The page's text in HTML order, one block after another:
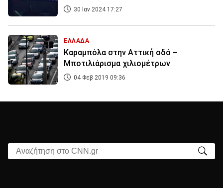
30 Ιαν 2024 17:27
ΕΛΛΑΔΑ
Καραμπόλα στην Αττική οδό –
Μποτιλιάρισμα χιλιομέτρων
04 Φεβ 2019 09:36
Αναζήτηση στο CNN.gr